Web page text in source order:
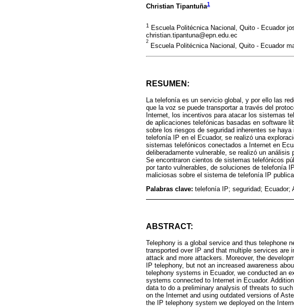
Christian Tipantuña1
1
Escuela Politécnica Nacional, Quito - Ecuador
christian.tipantuna@epn.edu.ec
2
Escuela Politécnica Nacional, Quito - Ecuador
RESUMEN:
La telefonía es un servicio global, y por ello las
que la voz se puede transportar a través del
Internet, los incentivos para atacar los sistemas
de aplicaciones telefónicas basadas en software
sobre los riesgos de seguridad inherentes se
telefonía IP en el Ecuador, se realizó una
sistemas telefónicos conectados a Internet en
deliberadamente vulnerable, se realizó un
Se encontraron cientos de sistemas telefónicos
por tanto vulnerables, de soluciones de telefonía
maliciosas sobre el sistema de telefonía IP
Palabras clave: telefonía IP; seguridad; Ecuador;
ABSTRACT:
Telephony is a global service and thus telephone
transported over IP and that multiple services are
attack and more attackers. Moreover, the
IP telephony, but not an increased awareness
telephony systems in Ecuador, we conducted an
systems connected to Internet in Ecuador.
data to do a preliminary analysis of threats to
on the Internet and using outdated versions of
the IP telephony system we deployed on the